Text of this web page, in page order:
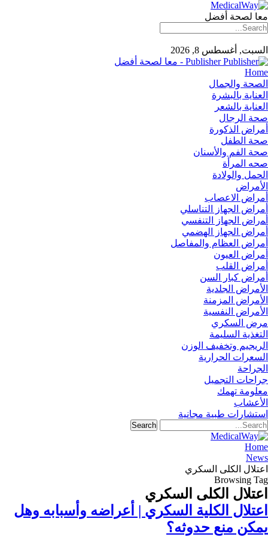
معا لصحة أفضل
السبت, أغسطس 8, 2026
Publisher - معا لصحة أفضل
Home
الصحة والجمال
العناية بالبشرة
العناية بالشعر
صحة الرجال
أمراض الذكورة
صحة الطفل
صحة الفم والأسنان
صحه المرأة
الحمل والولادة
الأمراض
أمراض الاعصاب
أمراض الجهاز التناسلي
أﻤراض اﻟﺠﻬﺎز اﻟﺘﻨﻔﺴﻲ
أمراض الجهاز الهضمي
أمراض العظام والمفاصل
أمراض العيون
أمراض القلب
أمراض كبار السن
الأمراض الجلدية
الأمراض المزمنة
الأمراض النفسية
مرض السكري
التغذية السليمة
الريجيم وتخفيف الوزن
السعرات الحرارية
الجراحة
جراحات التجميل
معلومة تهمك
الأعشاب
استشارات طبية مجانية
Home
News
اعتلال الكلى السكري
Browsing Tag
اعتلال الكلى السكري
اعتلال الكلية السكري | أعراضه وأسبابه وهل
يمكن منع حدوثه؟